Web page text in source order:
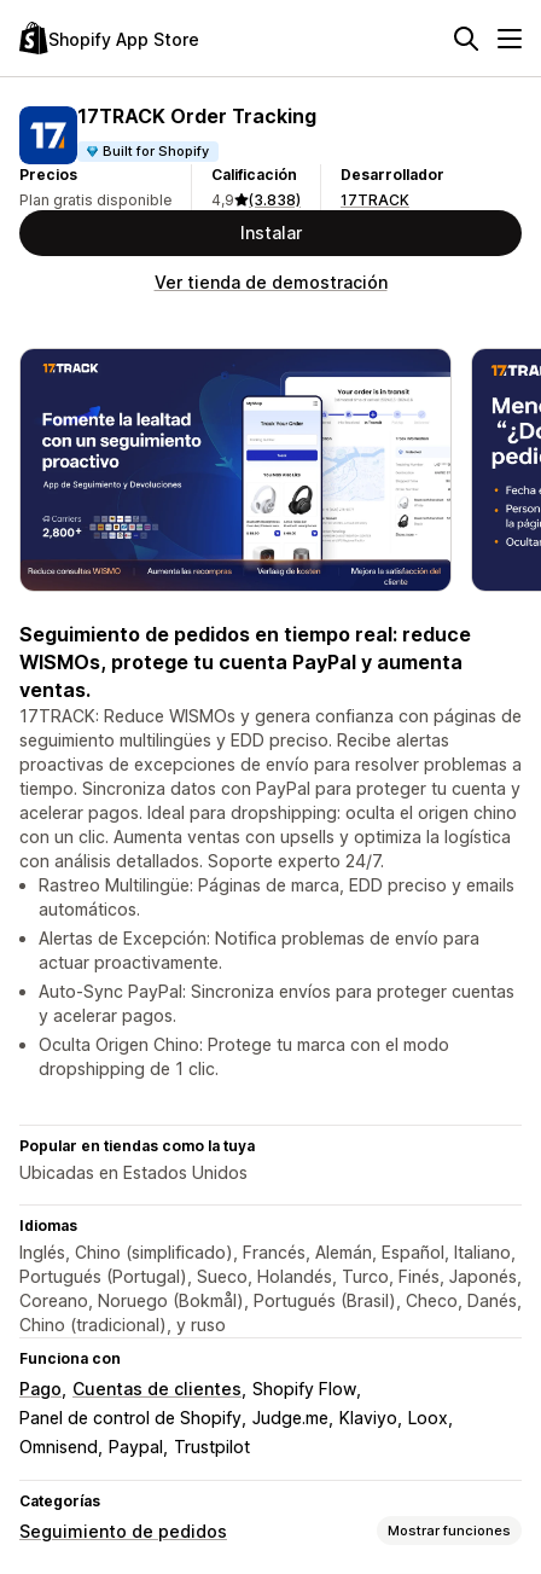
Shopify App Store
17TRACK Order Tracking
Built for Shopify
Precios
Plan gratis disponible
Calificación
4,9
(3.838)
Desarrollador
17TRACK
Instalar
Ver tienda de demostración
Seguimiento de pedidos en tiempo real: reduce
WISMOs, protege tu cuenta PayPal y aumenta
ventas.
17TRACK: Reduce WISMOs y genera confianza con páginas de
seguimiento multilingües y EDD preciso. Recibe alertas
proactivas de excepciones de envío para resolver problemas a
tiempo. Sincroniza datos con PayPal para proteger tu cuenta y
acelerar pagos. Ideal para dropshipping: oculta el origen chino
con un clic. Aumenta ventas con upsells y optimiza la logística
con análisis detallados. Soporte experto 24/7.
Rastreo Multilingüe: Páginas de marca, EDD preciso y emails
automáticos.
Alertas de Excepción: Notifica problemas de envío para
actuar proactivamente.
Auto-Sync PayPal: Sincroniza envíos para proteger cuentas
y acelerar pagos.
Oculta Origen Chino: Protege tu marca con el modo
dropshipping de 1 clic.
Popular en tiendas como la tuya
Ubicadas en Estados Unidos
Idiomas
Inglés, Chino (simplificado), Francés, Alemán, Español, Italiano,
Portugués (Portugal), Sueco, Holandés, Turco, Finés, Japonés,
Coreano, Noruego (Bokmål), Portugués (Brasil), Checo, Danés,
Chino (tradicional), y ruso
Funciona con
Pago Cuentas de clientes Shopify Flow
Panel de control de Shopify Judge.me Klaviyo
Loox
Omnisend
Paypal Trustpilot
Categorías
Seguimiento de pedidos Mostrar funciones